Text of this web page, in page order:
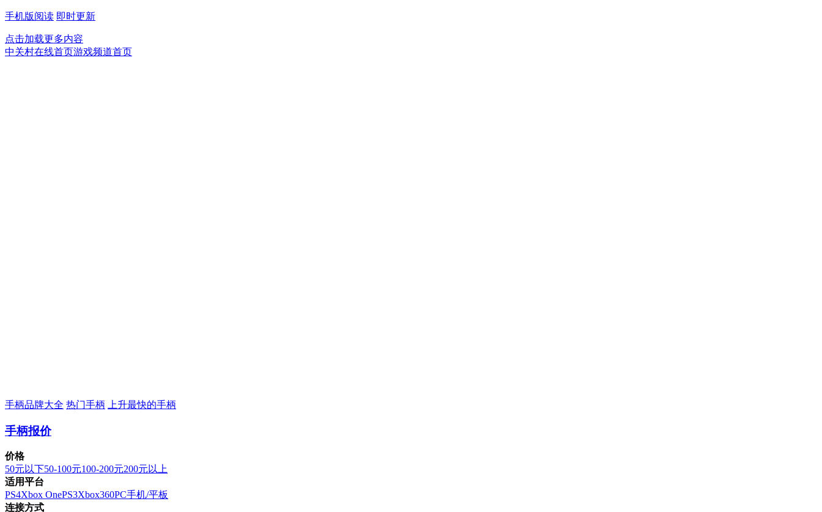
手机版阅读 即时更新
点击加载更多内容
中关村在线首页游戏频道首页
手柄品牌大全 热门手柄 上升最快的手柄
手柄报价
价格
50元以下50-100元100-200元200元以上
适用平台
PS4Xbox OnePS3Xbox360PC手机/平板
连接方式